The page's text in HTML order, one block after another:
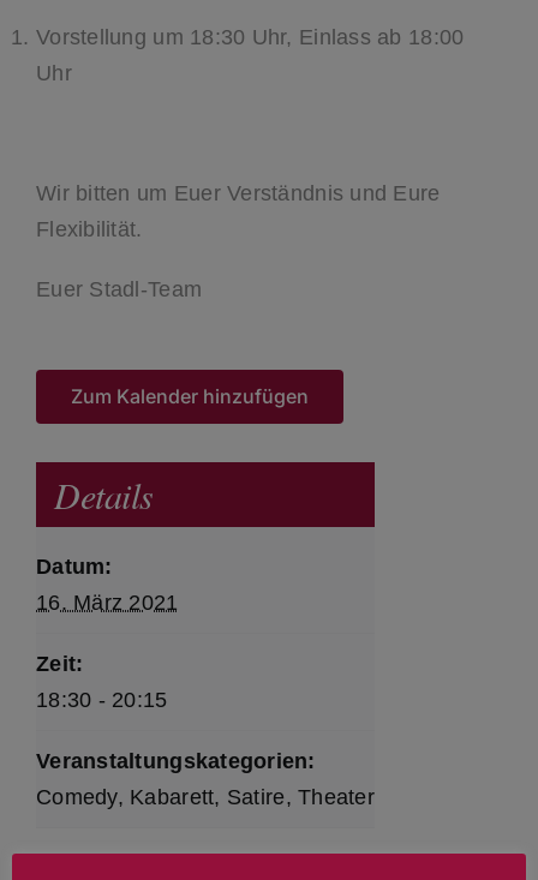
Vorstellung um 18:30 Uhr, Einlass ab 18:00
Uhr
Wir bitten um Euer Verständnis und Eure
Flexibilität.
Euer Stadl-Team
Zum Kalender hinzufügen
Details
Datum:
16. März 2021
Zeit:
18:30 - 20:15
Veranstaltungskategorien:
Comedy, Kabarett, Satire,Theater